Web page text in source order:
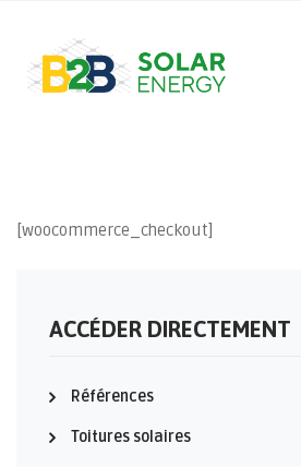
content
[woocommerce_checkout]
ACCÉDER DIRECTEMENT
Références
Toitures solaires